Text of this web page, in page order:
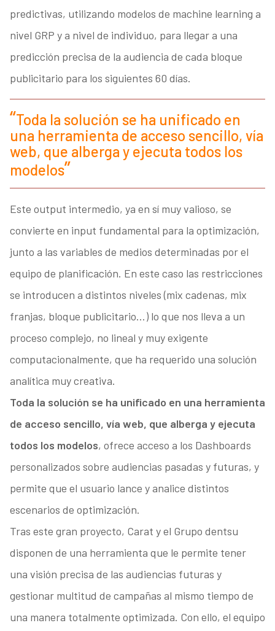
predictivas, utilizando modelos de machine learning a
nivel GRP y a nivel de individuo, para llegar a una
predicción precisa de la audiencia de cada bloque
publicitario para los siguientes 60 días.
Toda la solución se ha unificado en
una herramienta de acceso sencillo, vía
web, que alberga y ejecuta todos los
modelos
Este output intermedio, ya en sí muy valioso, se
convierte en input fundamental para la optimización,
junto a las variables de medios determinadas por el
equipo de planificación. En este caso las restricciones
se introducen a distintos niveles (mix cadenas, mix
franjas, bloque publicitario…) lo que nos lleva a un
proceso complejo, no lineal y muy exigente
computacionalmente, que ha requerido una solución
analítica muy creativa.
Toda la solución se ha unificado en una herramienta
de acceso sencillo, vía web, que alberga y ejecuta
todos los modelos, ofrece acceso a los Dashboards
personalizados sobre audiencias pasadas y futuras, y
permite que el usuario lance y analice distintos
escenarios de optimización.
Tras este gran proyecto, Carat y el Grupo dentsu
disponen de una herramienta que le permite tener
una visión precisa de las audiencias futuras y
gestionar multitud de campañas al mismo tiempo de
una manera totalmente optimizada. Con ello, el equipo